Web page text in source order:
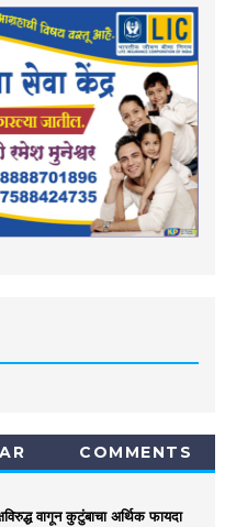
COMMENTS
वागून कुटुंबाचा अर्थिक फायदा